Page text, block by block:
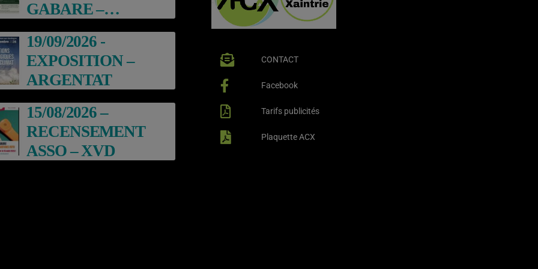
GABARE –
ARGENTAT
19/09/2026 -
EXPOSITION –
ARGENTAT
15/08/2026 –
RECENSEMENT
ASSO – XVD
CONTACT
Facebook
Tarifs publicités
Plaquette ACX